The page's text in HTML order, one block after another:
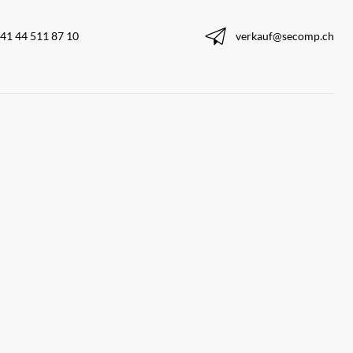
44 511 87 10 verkauf@secomp.ch